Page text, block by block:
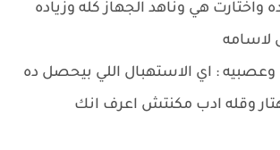
واختارت هي وناهد الجهاز كله وزياده
لاسامه
: اي الاستهبال اللي بيحصل ده
وقله ادب مكنتش اعرف انك